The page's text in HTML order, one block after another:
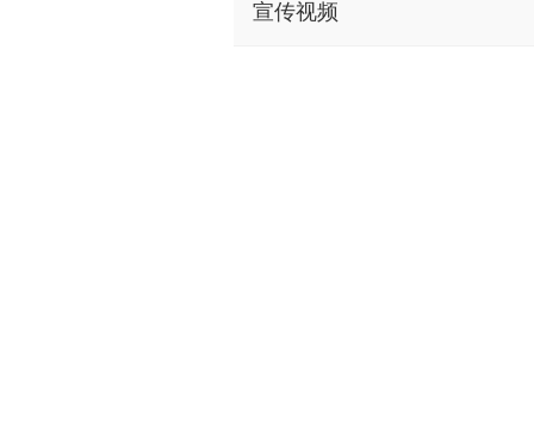
宣传视频